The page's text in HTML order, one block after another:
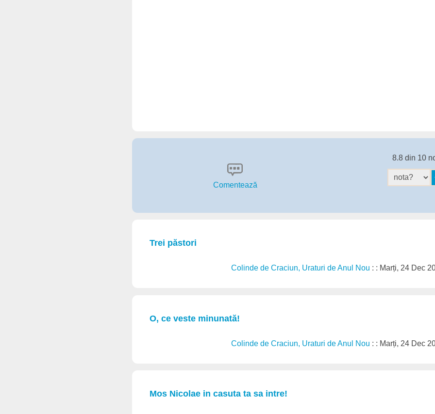
Comentează
8.8 din 10
Trei păstori
Colinde de Craciun, Uraturi de Anul Nou : : Marți, 24 Dec
O, ce veste minunată!
Colinde de Craciun, Uraturi de Anul Nou : : Marți, 24 Dec
Mos Nicolae in casuta ta sa intre!